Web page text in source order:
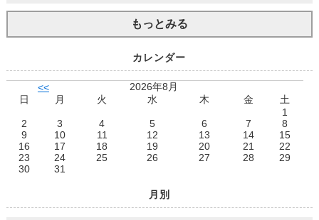
もっとみる
カレンダー
<<
2026年8月
日
月 火 水 木 金
土
1
2
3 4 5 6 7
8
9
10 11 12 13 14
15
16
17 18 19 20 21
22
23
24 25 26 27 28
29
30
31
月別